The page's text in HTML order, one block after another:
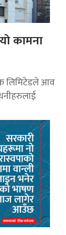
कामना
लिमिटेडले आव